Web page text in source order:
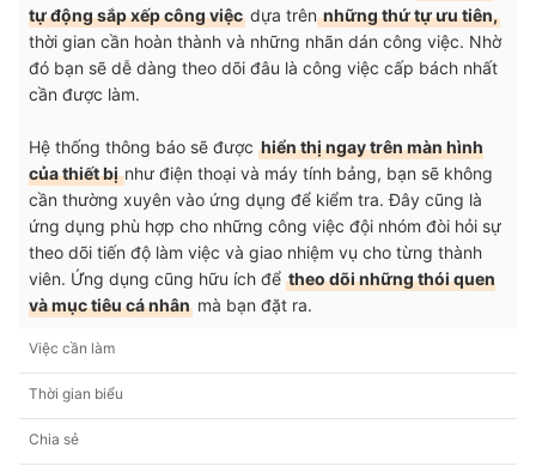
tự động sắp xếp công việc dựa trênnhững thứ tự ưu tiên,
thời gian cần hoàn thành và những nhãn dán công việc. Nhờ
đó bạn sẽ dễ dàng theo dõi đâu là công việc cấp bách nhất
cần được làm.
Hệ thống thông báo sẽ được hiển thị ngay trên màn hình
của thiết bịnhư điện thoại và máy tính bảng, bạn sẽ không
cần thường xuyên vào ứng dụng để kiểm tra. Đây cũng là
ứng dụng phù hợp cho những công việc đội nhóm đòi hỏi sự
theo dõi tiến độ làm việc và giao nhiệm vụ cho từng thành
viên. Ứng dụng cũng hữu ích để theo dõi những thói quen
và mục tiêu cá nhân mà bạn đặt ra.
Việc cần làm
Thời gian biểu
Chia sẻ